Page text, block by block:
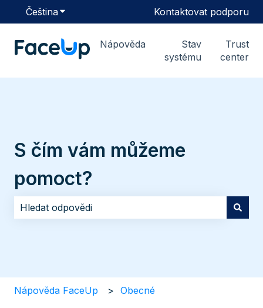
ČeštinaZobrazit podnabídku pro překlady
Kontaktovat podporu
Nápověda
Stav
systému
Trust
center
S čím vám můžeme
pomoct?
Nápověda FaceUp Obecné